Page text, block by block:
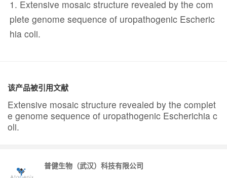
1. Extensive mosaic structure revealed by the com
plete genome sequence of uropathogenic Escheric
hia coli.
该产品被引用文献
Extensive mosaic structure revealed by the complet
e genome sequence of uropathogenic Escherichia c
oli.
普健生物（武汉）科技有限公司